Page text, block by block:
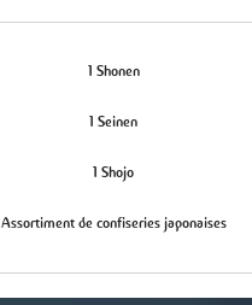
1 Shonen
1 Seinen
1 Shojo
Assortiment de confiseries japonaises